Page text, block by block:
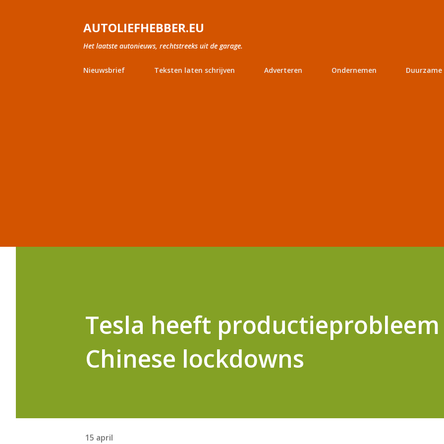
AUTOLIEFHEBBER.EU
Het laatste autonieuws, rechtstreeks uit de garage.
Nieuwsbrief Teksten laten schrijven Adverteren Ondernemen Duurzame
Tesla heeft
Chinese lockdowns
15 april